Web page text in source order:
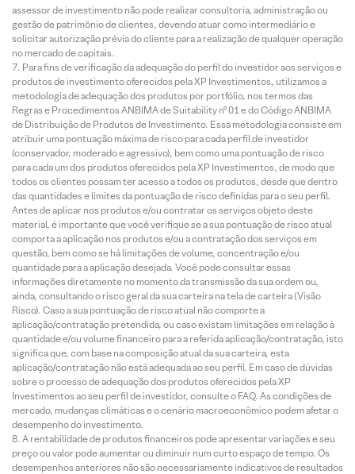
assessor de investimento não pode realizar consultoria, administração ou
gestão de patrimônio de clientes, devendo atuar como intermediário e
solicitar autorização prévia do cliente para a realização de qualquer operação
no mercado de capitais.
Para fins de verificação da adequação do perfil do investidor aos serviços e
produtos de investimento oferecidos pela XP Investimentos, utilizamos a
metodologia de adequação dos produtos por portfólio, nos termos das
Regras e Procedimentos ANBIMA de Suitability nº 01 e do Código ANBIMA
de Distribuição de Produtos de Investimento. Essa metodologia consiste em
atribuir uma pontuação máxima de risco para cada perfil de investidor
(conservador, moderado e agressivo), bem como uma pontuação de risco
para cada um dos produtos oferecidos pela XP Investimentos, de modo que
todos os clientes possam ter acesso a todos os produtos, desde que dentro
das quantidades e limites da pontuação de risco definidas para o seu perfil.
Antes de aplicar nos produtos e/ou contratar os serviços objeto deste
material, é importante que você verifique se a sua pontuação de risco atual
comporta a aplicação nos produtos e/ou a contratação dos serviços em
questão, bem como se há limitações de volume, concentração e/ou
quantidade para a aplicação desejada. Você pode consultar essas
informações diretamente no momento da transmissão da sua ordem ou,
ainda, consultando o risco geral da sua carteira na tela de carteira (Visão
Risco). Caso a sua pontuação de risco atual não comporte a
aplicação/contratação pretendida, ou caso existam limitações em relação à
quantidade e/ou volume financeiro para a referida aplicação/contratação, isto
significa que, com base na composição atual da sua carteira, esta
aplicação/contratação não está adequada ao seu perfil. Em caso de dúvidas
sobre o processo de adequação dos produtos oferecidos pela XP
Investimentos ao seu perfil de investidor, consulte o FAQ. As condições de
mercado, mudanças climáticas e o cenário macroeconômico podem afetar o
desempenho do investimento.
A rentabilidade de produtos financeiros pode apresentar variações e seu
preço ou valor pode aumentar ou diminuir num curto espaço de tempo. Os
desempenhos anteriores não são necessariamente indicativos de resultados